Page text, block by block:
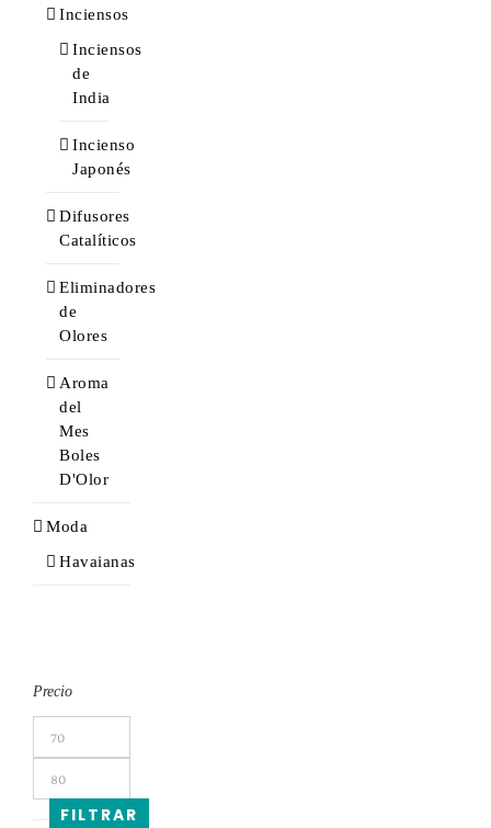
Inciensos
Inciensos
de
India
Incienso
Japonés
Difusores
Catalíticos
Eliminadores
de
Olores
Aroma
del
Mes
Boles
D'Olor
Moda
Havaianas
Precio
FILTRAR